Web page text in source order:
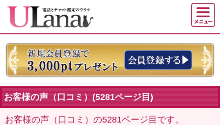
お客様の声（口コミ）(5281ページ目)
お客様の声（口コミ）の5281ページ目です。